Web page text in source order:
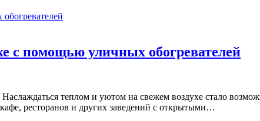
с помощью уличных обогревателей
теплом и уютом на свежем воздухе стало
ресторанов и других заведений с открытыми…